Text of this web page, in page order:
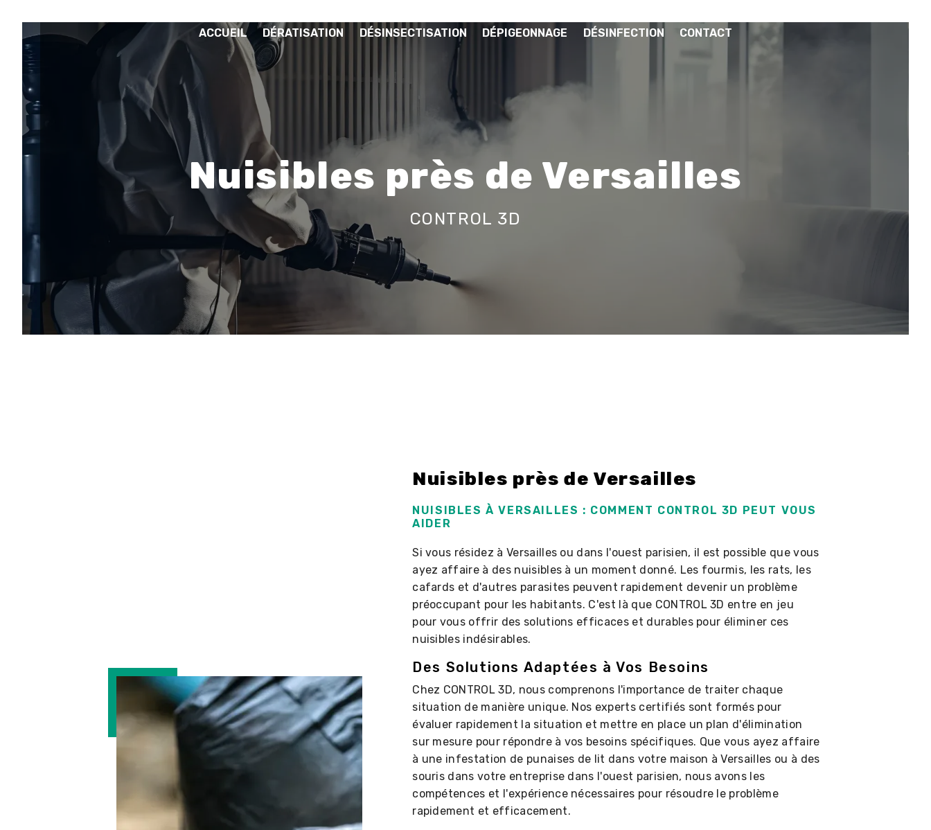
ACCUEIL DÉRATISATION DÉSINSECTISATION DÉPIGEONNAGE DÉSINFECTION CONTACT
Nuisibles près de Versailles
CONTROL 3D
Nuisibles près de Versailles
NUISIBLES À VERSAILLES : COMMENT CONTROL 3D PEUT VOUS
AIDER
Si vous résidez à Versailles ou dans l'ouest parisien, il est possible que vous
ayez affaire à des nuisibles à un moment donné. Les fourmis, les rats, les
cafards et d'autres parasites peuvent rapidement devenir un problème
préoccupant pour les habitants. C'est là que CONTROL 3D entre en jeu
pour vous offrir des solutions efficaces et durables pour éliminer ces
nuisibles indésirables.
Des Solutions Adaptées à Vos Besoins
Chez CONTROL 3D, nous comprenons l'importance de traiter chaque
situation de manière unique. Nos experts certifiés sont formés pour
évaluer rapidement la situation et mettre en place un plan d'élimination
sur mesure pour répondre à vos besoins spécifiques. Que vous ayez affaire
à une infestation de punaises de lit dans votre maison à Versailles ou à des
souris dans votre entreprise dans l'ouest parisien, nous avons les
compétences et l'expérience nécessaires pour résoudre le problème
rapidement et efficacement.